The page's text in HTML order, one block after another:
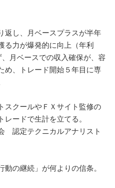
返し、月ベースプラスが半年
る力が爆発的に向上（年利
月ベースでの収入確保が、容
め、トレード開始５年目に専
スクールやＦＸサイト監修の
ードで生計を立てる。
認定テクニカルアナリスト
動の継続」が何よりの信条。